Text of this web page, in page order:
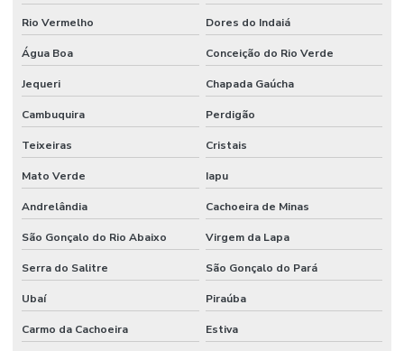
Rio Vermelho Dores do Indaiá
Água Boa Conceição do Rio Verde
Jequeri Chapada Gaúcha
Cambuquira Perdigão
Teixeiras Cristais
Mato Verde Iapu
Andrelândia Cachoeira de Minas
São Gonçalo do Rio Abaixo Virgem da Lapa
Serra do Salitre São Gonçalo do Pará
Ubaí Piraúba
Carmo da Cachoeira Estiva